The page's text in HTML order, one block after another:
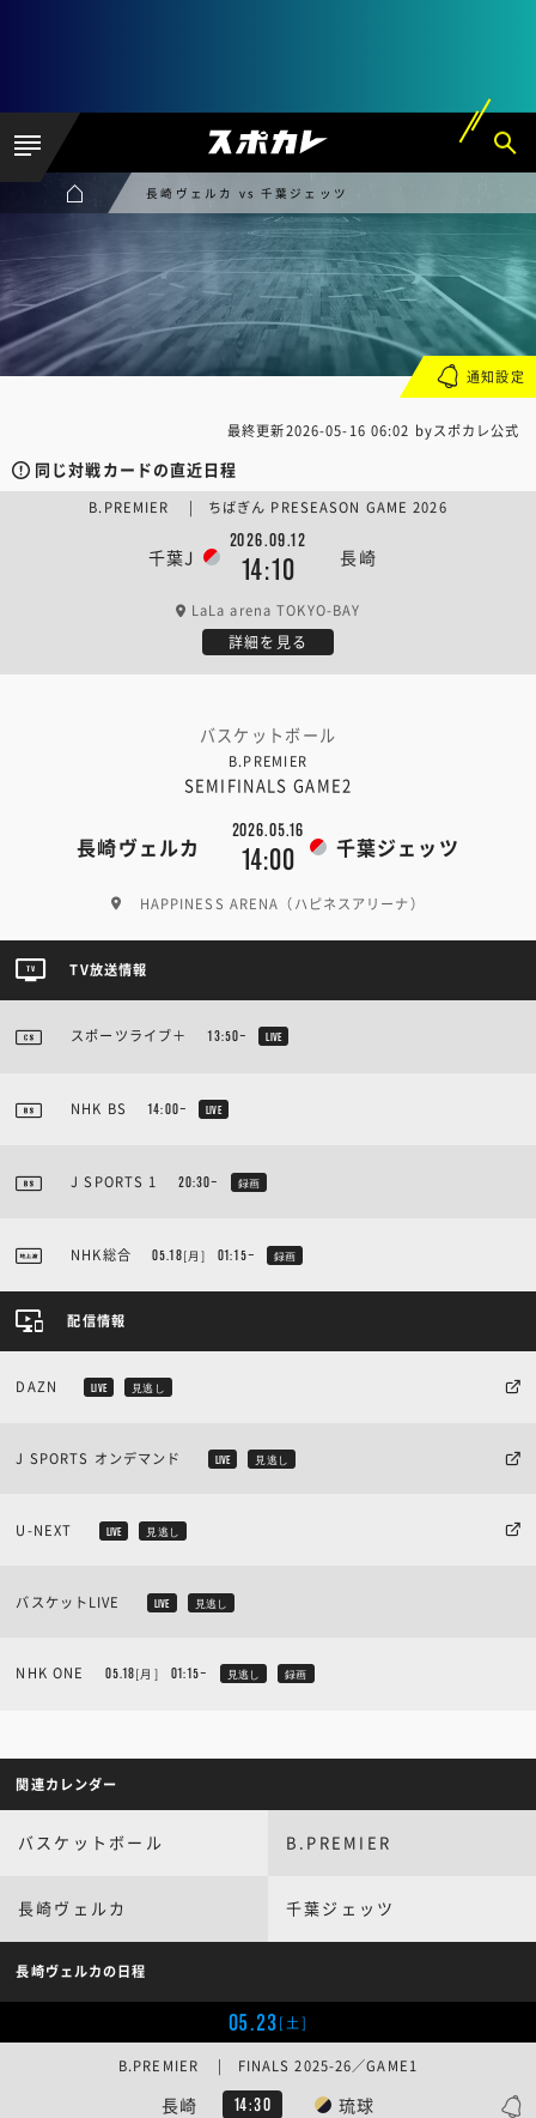
長崎ヴェルカ vs 千葉ジェッツ
最終更新2026-05-16 06:02 byスポカレ公式
同じ対戦カードの直近日程
千葉J
2026.09.12
14:10 長崎
B.PREMIER | ちばぎん PRESEASON GAME 2026
LaLa arena TOKYO-BAY
詳細を見る
バスケットボール
B.PREMIER
SEMIFINALS GAME2
長崎ヴェルカ
2026.05.16
14:00 千葉ジェッツ
HAPPINESS ARENA（ハピネスアリーナ）
通知設定
TV放送情報
スポーツライブ＋ 13:50~ LIVE
NHK BS 14:00~ LIVE
J SPORTS 1 20:30~ 録画
NHK総合 05.18[月] 01:15~ 録画
配信情報
DAZN LIVE 見逃し
J SPORTS オンデマンド LIVE 見逃し
U-NEXT LIVE 見逃し
バスケットLIVE LIVE 見逃し
NHK ONE 05.18[月] 01:15~ 見逃し 録画
関連カレンダー
バスケットボール B.PREMIER
長崎ヴェルカ 千葉ジェッツ
長崎ヴェルカの日程
05.23[土]
長崎 14:30 琉球
B.PREMIER | FINALS 2025-26／GAME1